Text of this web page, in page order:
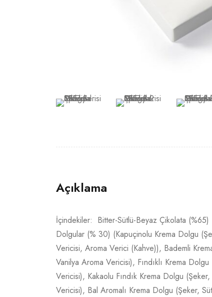
Açıklama
İçindekiler: Bitter-Sütlü-Beyaz Çikolata
Dolgular (% 30) (Kapuçinolu Krema Dolgu
Vericisi, Aroma Verici (Kahve)), Bademli
Vanilya Aroma Vericisi), Fındıklı Krema
Vericisi), Kakaolu Fındık Krema Dolgu
Vericisi), Bal Aromalı Krema Dolgu (Şeker,